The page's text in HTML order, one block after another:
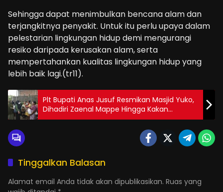
Sehingga dapat menimbulkan bencana alam dan
terjangkitnya penyakit. Untuk itu perlu upaya dalam
pelestarian lingkungan hidup demi mengurangi
resiko daripada kerusakan alam, serta
mempertahankan kualitas lingkungan hidup yang
lebih baik lagi.(tr11).
Plt Bupati Anas Jusuf Resmikan Masjid Yuko,
Dihadiri Zaenal Mappe Hingga Kakan
Kemenag Boalemo
Tinggalkan Balasan
Alamat email Anda tidak akan dipublikasikan. Ruas yang